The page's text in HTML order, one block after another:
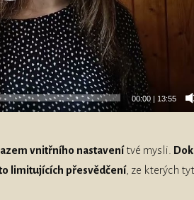
00:00 | 13:55
vnitřního nastavenítvé mysli.
limitujících přesvědčení, ze kterých